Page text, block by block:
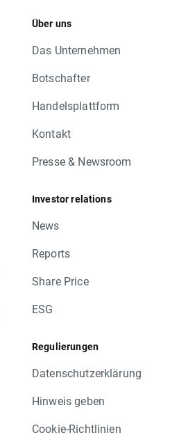
Über uns
Das Unternehmen
Botschafter
Handelsplattform
Kontakt
Presse & Newsroom
Investor relations
News
Reports
Share Price
ESG
Regulierungen
Datenschutzerklärung
Hinweis geben
Cookie-Richtlinien